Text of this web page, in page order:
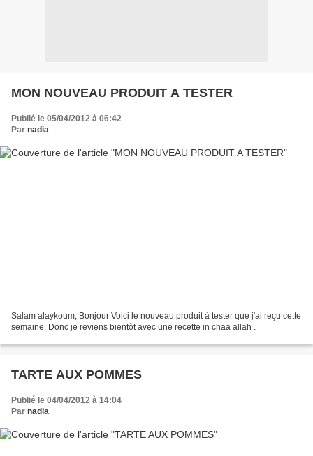
MON NOUVEAU PRODUIT A TESTER
Publié le 05/04/2012 à 06:42
Par nadia
Salam alaykoum, Bonjour Voici le nouveau produit à tester que j'ai reçu cette
semaine. Donc je reviens bientôt avec une recette in chaa allah .
TARTE AUX POMMES
Publié le 04/04/2012 à 14:04
Par nadia